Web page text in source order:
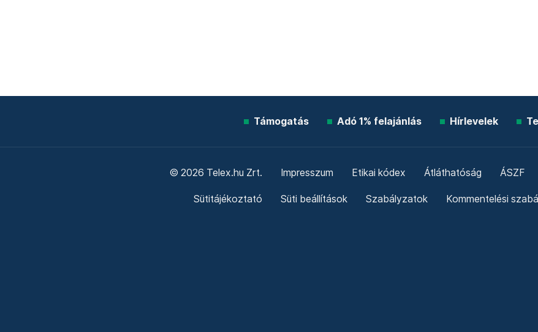
Támogatás Adó 1% felajánlás Hírlevelek
© 2026 Telex.hu Zrt. Impresszum Etikai kódex Átláthatóság ÁSZF
Sütitájékoztató Süti beállítások Szabályzatok Kommentelési